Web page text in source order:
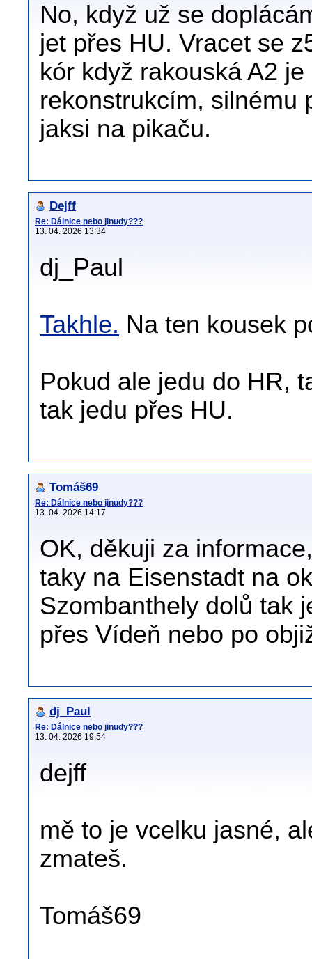
No, když už se
jet přes HU. Vracet se
kór když rakouská A2
rekonstrukcím, silnému
jaksi na pikaču.
Dejff
Re: Dálnice nebo jinudy???
13. 04. 2026 13:34
dj_Paul
Takhle. Na ten kousek
Pokud ale jedu do HR,
tak jedu přes HU.
Tomáš69
Re: Dálnice nebo jinudy???
13. 04. 2026 14:17
OK, děkuji za
taky na Eisenstadt na
Szombanthely dolů tak
přes Vídeň nebo po
dj_Paul
Re: Dálnice nebo jinudy???
13. 04. 2026 19:54
dejff
mě to je vcelku jasné,
zmateš.
Tomáš69